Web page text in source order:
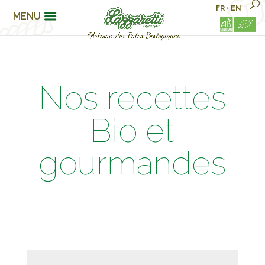
MENU
FR • EN
Nos recettes
Bio et
gourmandes